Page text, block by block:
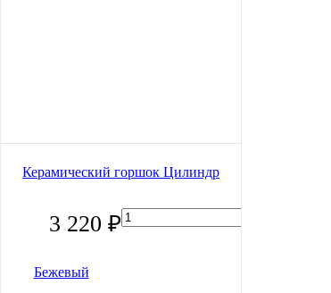
Керамический горшок Цилиндр
3 220 ₽
Бежевый